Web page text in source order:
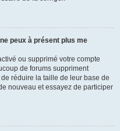
peux à présent plus me
ou supprimé votre compte
de forums suppriment
réduire la taille de leur base de
nouveau et essayez de participer